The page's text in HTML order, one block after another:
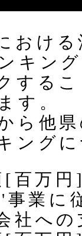
おけ
キン
する
す。
ら他
ング
[百万
業に
社へ